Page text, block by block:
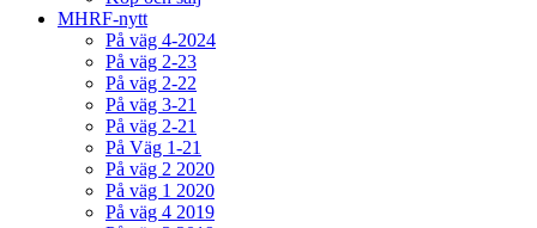
MHRF-nytt
På väg 4-2024
På väg 2-23
På väg 2-22
På väg 3-21
På väg 2-21
På Väg 1-21
På väg 2 2020
På väg 1 2020
På väg 4 2019